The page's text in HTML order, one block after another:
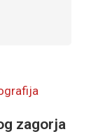
zagorja